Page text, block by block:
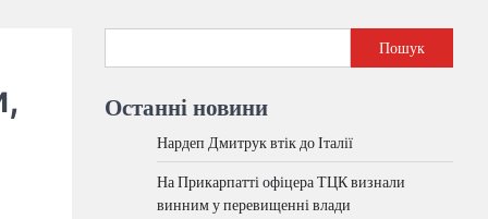
Пошук
Останні новини
Нардеп Дмитрук втік до Італії
На Прикарпатті офіцера ТЦК визнали
винним у перевищенні влади